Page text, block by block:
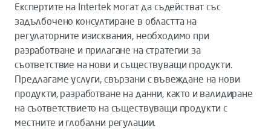
Експертите на Intertek могат да съдействат със
задълбочено консултиране в областта на
регулаторните изисквания, необходимо при
разработване и прилагане на стратегии за
съответствие на нови и съществуващи продукти.
Предлагаме услуги, свързани с въвеждане на нови
продукти, разработване на данни, както и валидиране
на съответствието на съществуващи продукти с
местните и глобални регулации.